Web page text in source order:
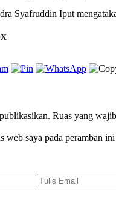
Syafruddin Iput
Ruas yang
web saya pada peramban